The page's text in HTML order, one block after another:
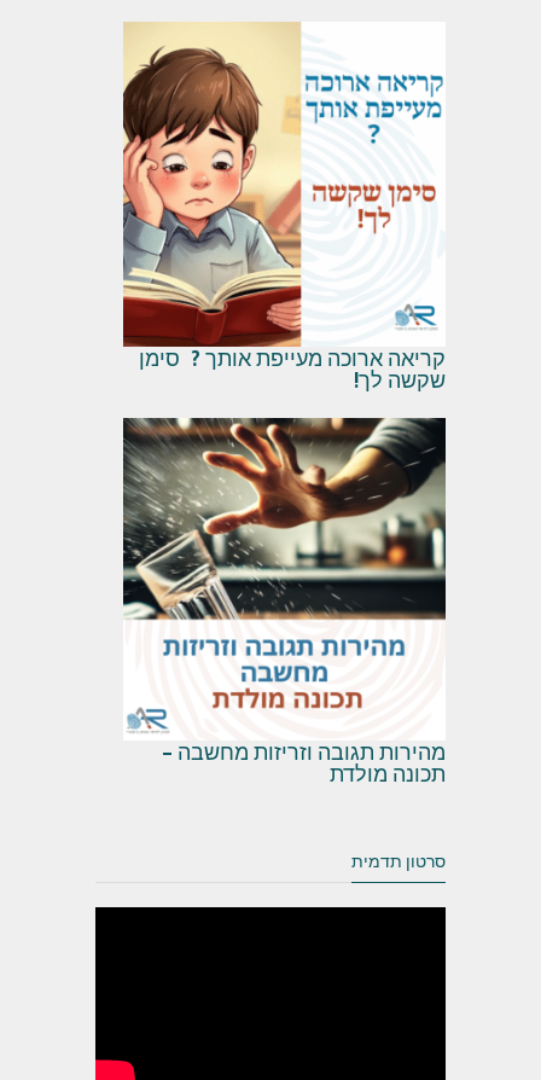
קריאה ארוכה מעייפת אותך ? סימן
שקשה לך!
מהירות תגובה וזריזות מחשבה –
תכונה מולדת
סרטון תדמית